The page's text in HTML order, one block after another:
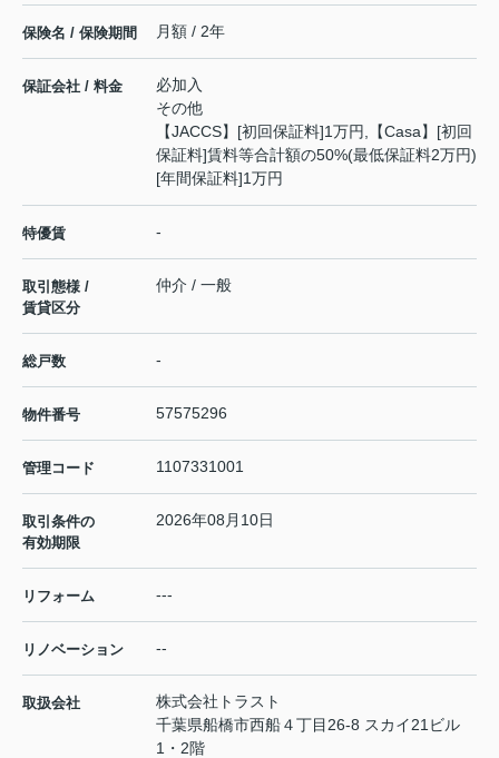
保険名 / 保険期間 月額 / 2年
保証会社 / 料金
必加入
その他
【JACCS】[初回保証料]1万円,【Casa】[初回
保証料]賃料等合計額の50%(最低保証料2万円)
[年間保証料]1万円
特優賃 -
取引態様 /
賃貸区分
仲介 / 一般
総戸数 -
物件番号 57575296
管理コード 1107331001
取引条件の
有効期限
2026年08月10日
リフォーム ---
リノベーション --
取扱会社
株式会社トラスト
千葉県船橋市西船４丁目26-8 スカイ21ビル
1・2階